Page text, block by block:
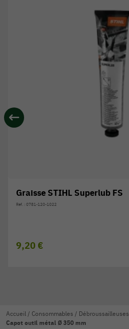
Graisse STIHL Superlub FS
Réf. : 0781-120-1022
9,20 €
Accueil / Consommables / Débroussailleuses
Capot outil métal Ø 350 mm